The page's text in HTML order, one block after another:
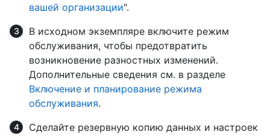
вашей организации".
В исходном экземпляре включите режим
обслуживания, чтобы предотвратить
возникновение разностных изменений.
Дополнительные сведения см. в разделе
Включение и планирование режима
обслуживания.
Сделайте резервную копию данных и настроек